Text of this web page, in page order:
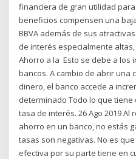
financiera de gran utilidad
beneficios compensen una
BBVA además de sus
de interés especialmente
Ahorro a la Esto se debe a los
bancos. A cambio de abrir una
dinero, el banco accede a
determinado Todo lo que
tasa de interés. 26 Ago 2019
ahorro en un banco, no estás
tasas son negativas. No es
efectiva por su parte tiene en